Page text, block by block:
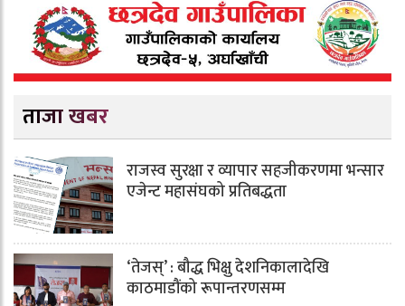
ताजा खबर
राजस्व सुरक्षा र व्यापार सहजीकरणमा भन्सार
एजेन्ट महासंघको प्रतिबद्धता
‘तेजस्’ : बौद्ध भिक्षु देशनिकालादेखि
काठमाडौंको रूपान्तरणसम्म